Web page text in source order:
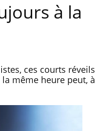
à la
ces courts réveils
même heure peut, à